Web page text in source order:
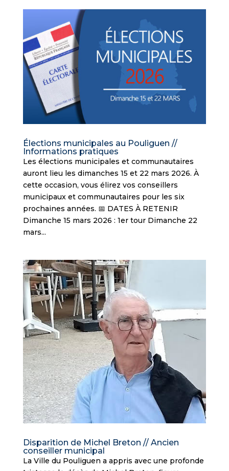
Élections municipales au Pouliguen //
Informations pratiques
Les élections municipales et communautaires
auront lieu les dimanches 15 et 22 mars 2026. À
cette occasion, vous élirez vos conseillers
municipaux et communautaires pour les six
prochaines années. 📅 DATES À RETENIR
Dimanche 15 mars 2026 : 1er tour Dimanche 22
mars...
Disparition de Michel Breton // Ancien
conseiller municipal
La Ville du Pouliguen a appris avec une profonde